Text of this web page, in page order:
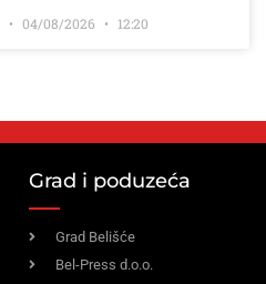
04/08/2026 12:20
Grad i poduzeća
Grad Belišće
Bel-Press d.o.o.